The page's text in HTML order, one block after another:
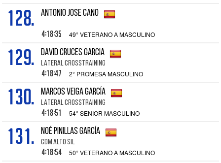
128. ANTONIO JOSE CANO
4:18:35 49° VETERANO A MASCULINO
129. DAVID CRUCES GARCIA
LATERAL CROSSTRAINING
4:18:47 2° PROMESA MASCULINO
130. MARCOS VEIGA GARCÍA
LATERAL CROSSTRAINING
4:18:51 54° SENIOR MASCULINO
131. NOÉ PINILLAS GARCÍA
CDM ALTO SIL
4:18:54 50° VETERANO A MASCULINO